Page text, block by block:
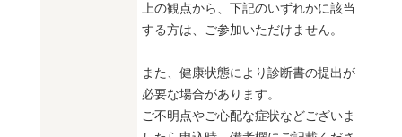
上の観点から、下記のいずれかに該当
する方は、ご参加いただけません。
また、健康状態により診断書の提出が
必要な場合があります。
ご不明点やご心配な症状などございま